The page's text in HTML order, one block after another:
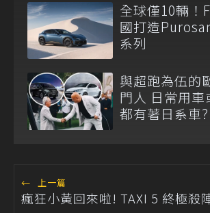
全球僅10輛！
國打造
系列
與超跑為伍的
門人 日常用車
都有著日系車?
← 上一篇
瘋狂小黃回來啦! TAXI 5 終極殺